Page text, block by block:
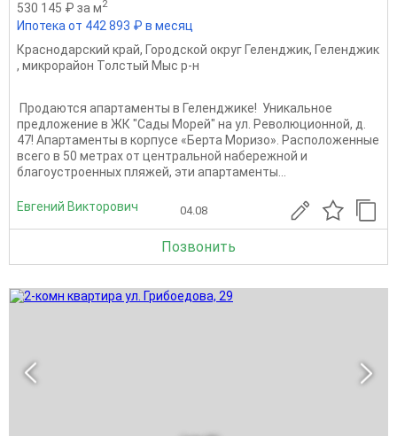
530 145 ₽ за м2
Ипотека от 442 893 ₽ в месяц
Краснодарский край, Городской округ Геленджик, Геленджик
, микрорайон Толстый Мыс р-н
️ Продаются апартаменты в Геленджике! ️ Уникальное
предложение в ЖК "Сады Морей" на ул. Революционной, д.
47! Апартаменты в корпусе «Берта Моризо». Расположенные
всего в 50 метрах от центральной набережной и
благоустроенных пляжей, эти апартаменты...
Евгений Викторович 04.08
Позвонить